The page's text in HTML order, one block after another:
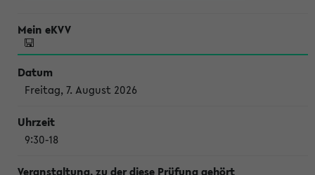
Freitag, 7. August 2026
9:30-18